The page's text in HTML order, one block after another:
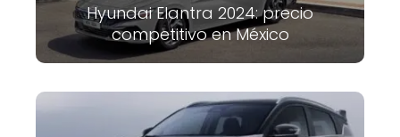
Hyundai Elantra 2024: precio
competitivo en México